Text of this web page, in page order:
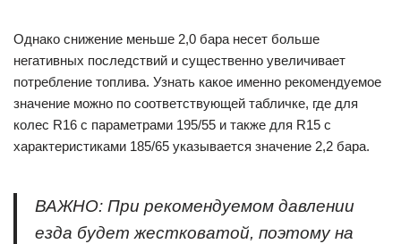
Однако снижение меньше 2,0 бара несет больше
негативных последствий и существенно увеличивает
потребление топлива. Узнать какое именно рекомендуемое
значение можно по соответствующей табличке, где для
колес R16 с параметрами 195/55 и также для R15 с
характеристиками 185/65 указывается значение 2,2 бара.
ВАЖНО: При рекомендуемом давлении
езда будет жестковатой, поэтому на